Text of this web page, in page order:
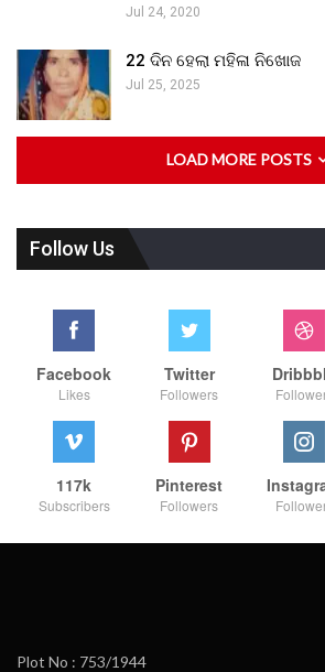
Jul 24, 2020
22 ଦିନ ହେଲା ମହିଳା ନିଖୋଜ
Jul 25, 2025
LOAD MORE POSTS
Follow Us
Facebook
Likes
Twitter
Followers
117k
Subscribers
Pinterest
Followers
Plot No : 753/1944